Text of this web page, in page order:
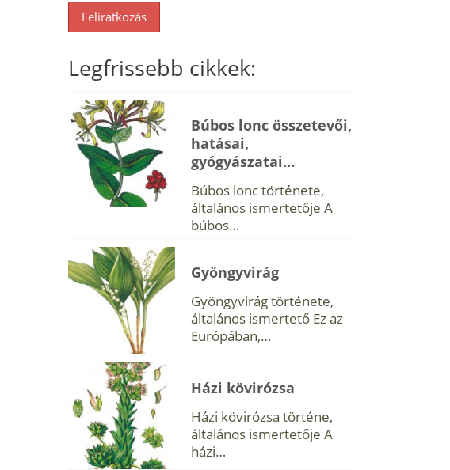
Legfrissebb cikkek:
Búbos lonc összetevői,
hatásai,
gyógyászatai…
Búbos lonc története,
általános ismertetője A
búbos…
Gyöngyvirág
Gyöngyvirág története,
általános ismertető Ez az
Európában,…
Házi kövirózsa
Házi kövirózsa történe,
általános ismertetője A
házi…